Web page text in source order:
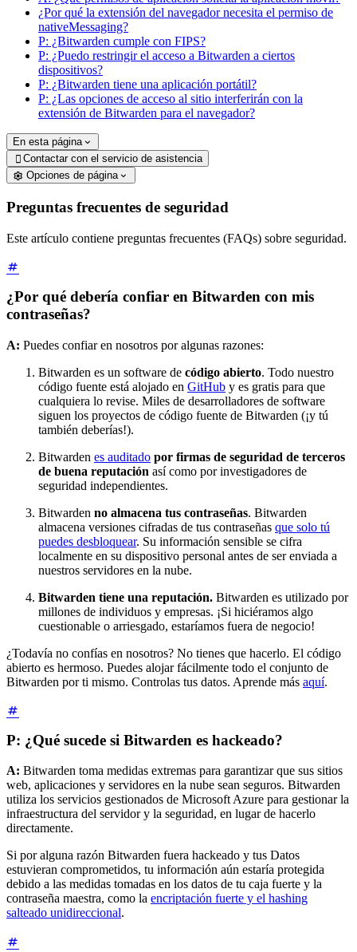
¿Por qué la extensión del navegador necesita el permiso de
nativeMessaging?
P: ¿Bitwarden cumple con FIPS?
P: ¿Puedo restringir el acceso a Bitwarden a ciertos
dispositivos?
P: ¿Bitwarden tiene una aplicación portátil?
P: ¿Las opciones de acceso al sitio interferirán con la
extensión de Bitwarden para el navegador?
En esta página
 Contactar con el servicio de asistencia
Opciones de página
Preguntas frecuentes de seguridad
Este artículo contiene preguntas frecuentes (FAQs) sobre seguridad.
¿Por qué debería confiar en Bitwarden con mis
contraseñas?
A: Puedes confiar en nosotros por algunas razones:
Bitwarden es un software de código abierto. Todo nuestro
código fuente está alojado en GitHub y es gratis para que
cualquiera lo revise. Miles de desarrolladores de software
siguen los proyectos de código fuente de Bitwarden (¡y tú
también deberías!).
Bitwarden es auditado por firmas de seguridad de terceros
de buena reputación así como por investigadores de
seguridad independientes.
Bitwarden no almacena tus contraseñas. Bitwarden
almacena versiones cifradas de tus contraseñas que solo tú
puedes desbloquear. Su información sensible se cifra
localmente en su dispositivo personal antes de ser enviada a
nuestros servidores en la nube.
Bitwarden tiene una reputación. Bitwarden es utilizado por
millones de individuos y empresas. ¡Si hiciéramos algo
cuestionable o arriesgado, estaríamos fuera de negocio!
¿Todavía no confías en nosotros? No tienes que hacerlo. El código
abierto es hermoso. Puedes alojar fácilmente todo el conjunto de
Bitwarden por ti mismo. Controlas tus datos. Aprende más aquí.
P: ¿Qué sucede si Bitwarden es hackeado?
A: Bitwarden toma medidas extremas para garantizar que sus sitios
web, aplicaciones y servidores en la nube sean seguros. Bitwarden
utiliza los servicios gestionados de Microsoft Azure para gestionar la
infraestructura del servidor y la seguridad, en lugar de hacerlo
directamente.
Si por alguna razón Bitwarden fuera hackeado y tus Datos
estuvieran comprometidos, tu información aún estaría protegida
debido a las medidas tomadas en los datos de tu caja fuerte y la
contraseña maestra, como la encriptación fuerte y el hashing
salteado unidireccional.